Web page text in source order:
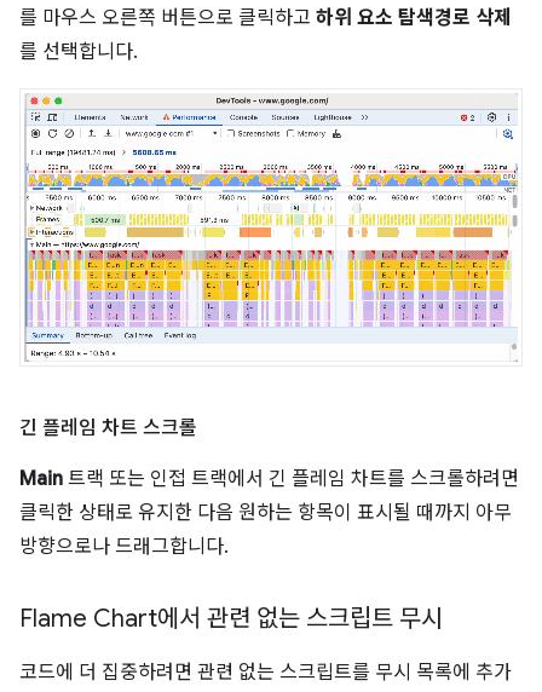
를 마우스 오른쪽 버튼으로 클릭하고 하위 요소 탐색경로 삭제
를 선택합니다.
긴 플레임 차트 스크롤
Main 트랙 또는 인접 트랙에서 긴 플레임 차트를 스크롤하려면
클릭한 상태로 유지한 다음 원하는 항목이 표시될 때까지 아무
방향으로나 드래그합니다.
Flame Chart에서 관련 없는 스크립트 무시
코드에 더 집중하려면 관련 없는 스크립트를 무시 목록에 추가